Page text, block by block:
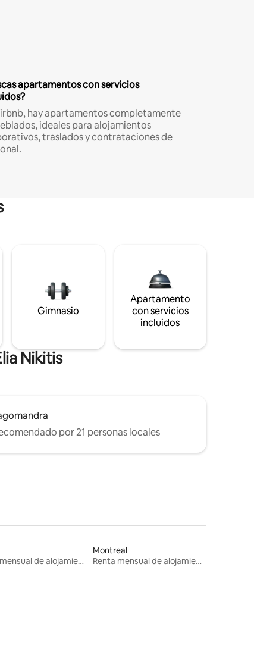
apartamentos con servicios
hay apartamentos completamente
ideales para alojamientos
traslados y contrataciones de
Gimnasio
Apartamento
con servicios
incluidos
Nikitis
por 21 personas locales
Renta mensual de alojamientos
Montreal
Renta mensual de alojamientos